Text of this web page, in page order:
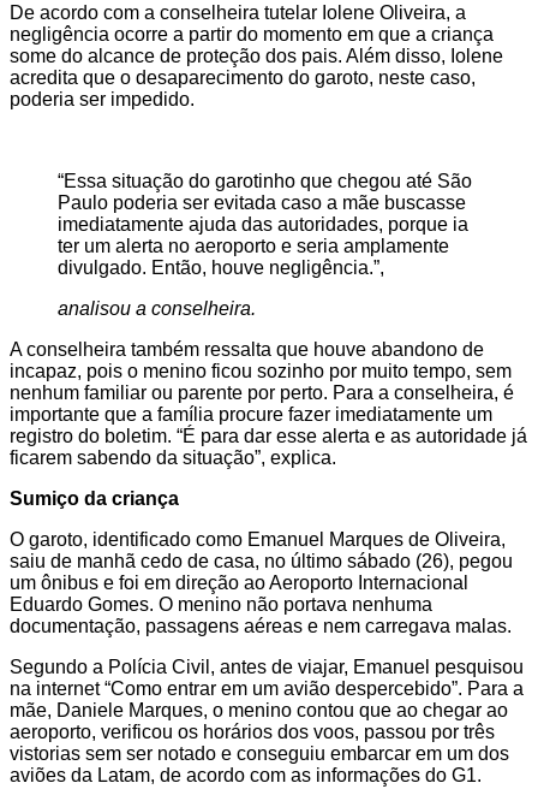
De acordo com a conselheira tutelar Iolene Oliveira, a
negligência ocorre a partir do momento em que a criança
some do alcance de proteção dos pais. Além disso, Iolene
acredita que o desaparecimento do garoto, neste caso,
poderia ser impedido.
“Essa situação do garotinho que chegou até São
Paulo poderia ser evitada caso a mãe buscasse
imediatamente ajuda das autoridades, porque ia
ter um alerta no aeroporto e seria amplamente
divulgado. Então, houve negligência.”,
analisou a conselheira.
A conselheira também ressalta que houve abandono de
incapaz, pois o menino ficou sozinho por muito tempo, sem
nenhum familiar ou parente por perto. Para a conselheira, é
importante que a família procure fazer imediatamente um
registro do boletim. “É para dar esse alerta e as autoridade já
ficarem sabendo da situação”, explica.
Sumiço da criança
O garoto, identificado como Emanuel Marques de Oliveira,
saiu de manhã cedo de casa, no último sábado (26), pegou
um ônibus e foi em direção ao Aeroporto Internacional
Eduardo Gomes. O menino não portava nenhuma
documentação, passagens aéreas e nem carregava malas.
Segundo a Polícia Civil, antes de viajar, Emanuel pesquisou
na internet “Como entrar em um avião despercebido”. Para a
mãe, Daniele Marques, o menino contou que ao chegar ao
aeroporto, verificou os horários dos voos, passou por três
vistorias sem ser notado e conseguiu embarcar em um dos
aviões da Latam, de acordo com as informações do G1.